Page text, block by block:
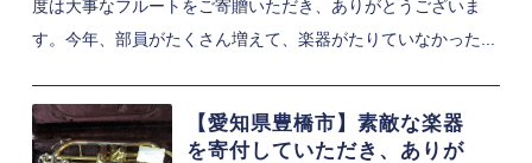
度は大事なフルートをご寄贈いただき、ありがとうございま
す。今年、部員がたくさん増えて、楽器がたりていなかった...
【愛知県豊橋市】素敵な楽器
を寄付していただき、ありが